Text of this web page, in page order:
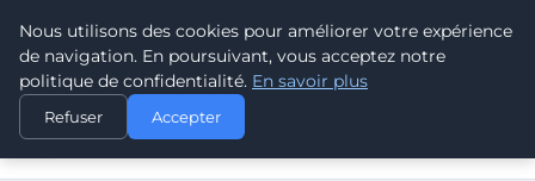
CLIMATE GUARDIAN
ACCUEIL
CHANGEMENTS CLIMATIQUES
COP30 À BELÉM : LE VIRAGE AUDACIEUX DU CANADA DANS
Nous utilisons des cookies pour améliorer votre expérience
de navigation. En poursuivant, vous acceptez notre
politique de confidentialité. En savoir plus
Refuser Accepter